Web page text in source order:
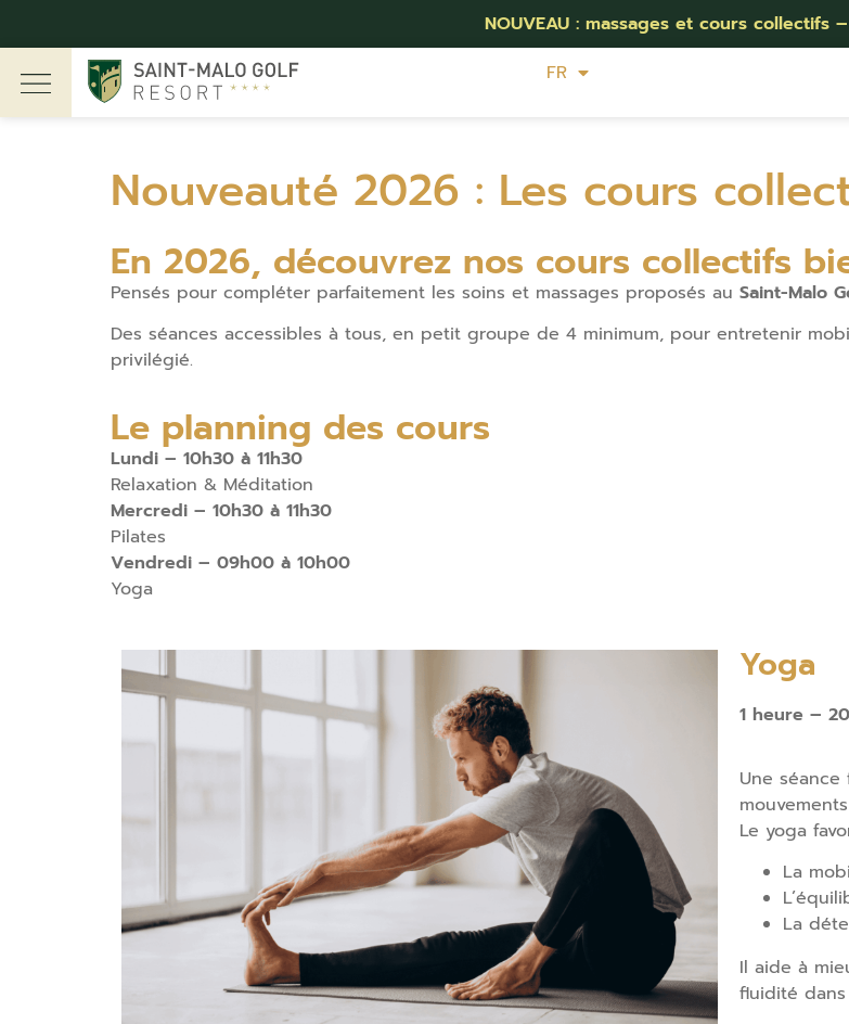
NOUVEAU : massages et cours collectifs
FR
EN
Nouveauté 2026 : Les cours
En 2026, découvrez nos cours collectifs
Pensés pour compléter parfaitement les soins et massages proposés au Saint-Malo
Des séances accessibles à tous, en petit groupe de 4 minimum, pour entretenir
privilégié.
Le planning des cours
Lundi – 10h30 à 11h30
Relaxation & Méditation
Mercredi – 10h30 à 11h30
Pilates
Vendredi – 09h00 à 10h00
Yoga
Yoga
1 heure –
Une
Le yoga
La
La
Il aide à
fluidité